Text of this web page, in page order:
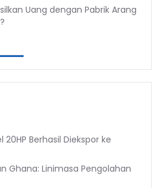
Uang dengan Pabrik Arang
20HP Berhasil Diekspor ke
Ghana: Linimasa Pengolahan